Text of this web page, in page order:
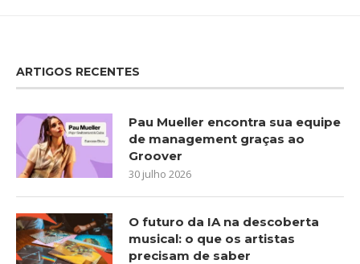
ARTIGOS RECENTES
Pau Mueller encontra sua equipe
de management graças ao
Groover
30 julho 2026
O futuro da IA na descoberta
musical: o que os artistas
precisam de saber